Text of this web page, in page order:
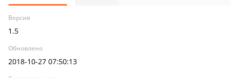
Версия
1.5
Обновлено
2018-10-27 07:50:13